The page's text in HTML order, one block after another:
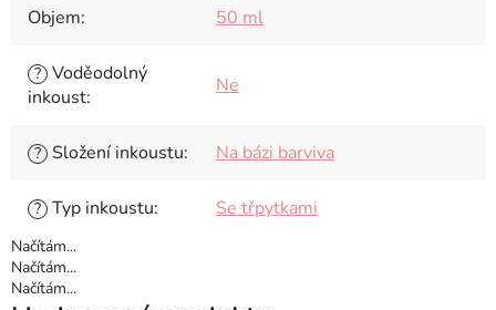
Objem: 50 ml
? Voděodolný
inkoust: Ne
? Složení inkoustu: Na bázi barviva
? Typ inkoustu: Se třpytkami
Načítám...
Načítám...
Načítám...